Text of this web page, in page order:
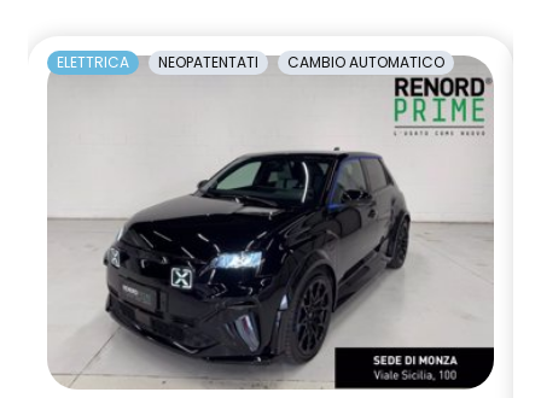
ELETTRICA NEOPATENTATI CAMBIO AUTOMATICO